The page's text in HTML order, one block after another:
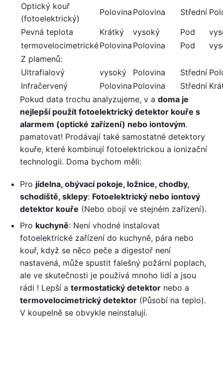
Optický kouř
(fotoelektrický)
Polovina Polovina Střední
Pevná teplota
Krátký vysoký Pod
termovelocimetrickéPolovina Polovina Pod
Z plamenů:
Ultrafialový
vysoký Polovina Střední
Infračervený
Polovina Polovina Střední
Pokud data trochu analyzujeme, v a doma je
nejlepší použít fotoelektrický detektor kouře s
alarmem (optické zařízení) nebo iontovým.
pamatovat! Prodávají také samostatné detektory
kouře, které kombinují fotoelektrickou a ionizační
technologii. Doma bychom měli:
Pro jídelna, obývací pokoje, ložnice, chodby,
schodiště, sklepy: Fotoelektrický nebo iontový
detektor kouře (Nebo obojí ve stejném zařízení).
Pro kuchyně: Není vhodné instalovat
fotoelektrické zařízení do kuchyně, pára nebo
kouř, když se něco peče a digestoř není
nastavená, může spustit falešný požární poplach,
ale ve skutečnosti je používá mnoho lidí a jsou
rádi ! Lepší a termostatický detektor nebo a
termovelocimetrický detektor (Působí na teplo).
V koupelně se obvykle neinstalují.